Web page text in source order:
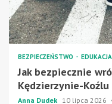
BEZPIECZEŃSTWO EDUKACJA
Jak bezpiecznie
Kędzierzynie-
Anna Dudek 10 lipca 2026